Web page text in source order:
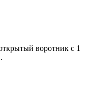
воротник с 1